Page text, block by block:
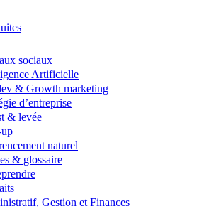
sociaux
Artificielle
& Growth marketing
d’entreprise
& levée
naturel
& glossaire
Gestion et Finances